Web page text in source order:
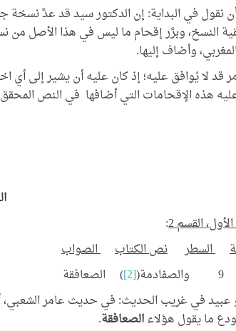
نقول في البداية: إن الدكتور سيد قد عدَّ
النسخ، وبرَّر إقحام ما ليس في هذا الأصل
وأضاف إليها.
قد لا يُوافق عليه؛ إذ كان عليه أن يشير إلى
هذه الإقحامات التي أضافها في النص
القسم 2 :
السطر نص الكتاب
الصواب
[2] ) الصعافقة
عبيد في غريب الحديث: في حديث عامر
ما يقول هؤلاءالصعافقة.